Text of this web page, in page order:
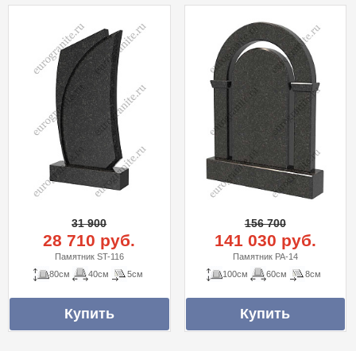
31 900
28 710 руб.
Памятник ST-116
80см
40см 5см
156 700
141 030 руб.
Памятник PA-14
100см
60см 8см